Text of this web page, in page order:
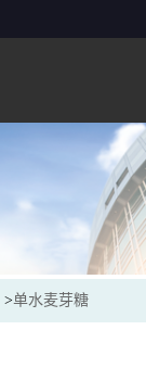
>单水麦芽糖